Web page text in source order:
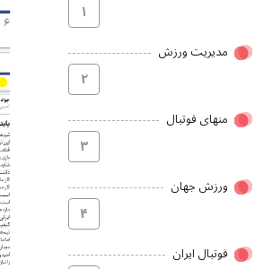
۱
مدیریت ورزش
۲
منهای فوتبال
۳
ورزش جهان
۴
فوتبال ایران